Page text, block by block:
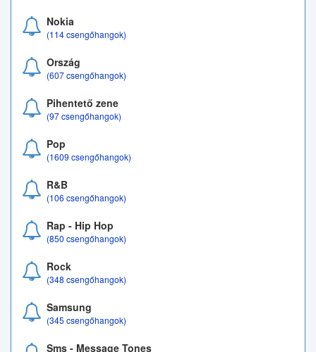
Nokia
(114 csengőhangok)
Ország
(607 csengőhangok)
Pihentető zene
(97 csengőhangok)
Pop
(1609 csengőhangok)
R&B
(106 csengőhangok)
Rap - Hip Hop
(850 csengőhangok)
Rock
(348 csengőhangok)
Samsung
(345 csengőhangok)
Sms - Message Tones